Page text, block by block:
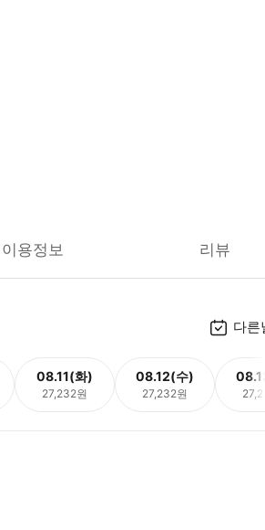
이용정보 리뷰
다른
08.11(화)
27,232원
08.12(수)
27,232원